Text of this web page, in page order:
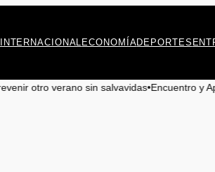
INTERNACIONAL ECONOMÍADEPORTES
sin salvavidas•Encuentro y Aprendizaje en